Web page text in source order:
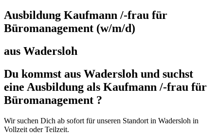
Ausbildung Kaufmann /-frau für
Büromanagement (w/m/d)
aus Wadersloh
Du kommst aus Wadersloh und suchst
eine Ausbildung als Kaufmann /-frau für
Büromanagement ?
Wir suchen Dich ab sofort für unseren Standort in Wadersloh in
Vollzeit oder Teilzeit.